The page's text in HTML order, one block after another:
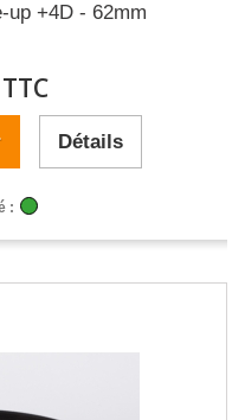
up +4D - 62mm
Détails
: